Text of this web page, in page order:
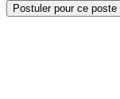
Postuler pour ce poste